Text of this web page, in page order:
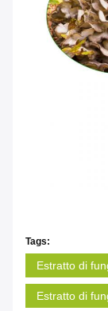
Tags:
Estratto di
Estratto di